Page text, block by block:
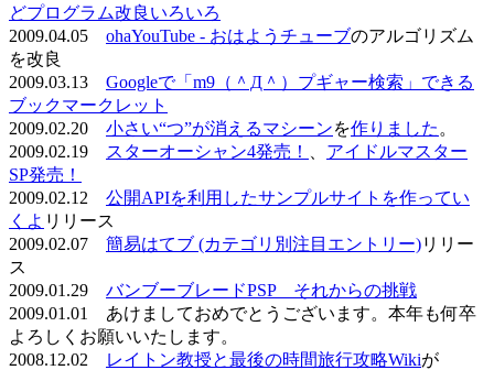
どプログラム改良いろいろ
2009.04.05 ohaYouTube - おはようチューブのアルゴリズム
を改良
2009.03.13 Googleで「m9（＾Д＾）プギャー検索」できる
ブックマークレット
2009.02.20 小さい“つ”が消えるマシーンを作りました 。
2009.02.19
スターオーシャン4発売！
アイドルマスター
SP発売！
2009.02.12 公開APIを利用したサンプルサイトを作ってい
くよ リリース
2009.02.07 簡易はてブ (カテゴリ別注目エントリー)リリー
ス
2009.01.29 バンブーブレードPSP それからの挑戦
2009.01.01 あけましておめでとうございます。本年も何卒
よろしくお願いいたします。
2008.12.02
レイトン教授と最後の時間旅行攻略Wikiが